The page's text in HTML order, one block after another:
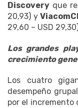
Discovery que
20,93) y
29,60 – USD
Los grandes
crecimiento
Los cuatro
desempeño
por el incremento